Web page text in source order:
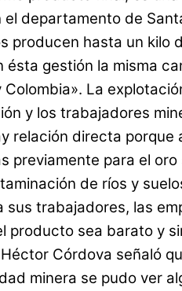
departamento de
producen hasta un
gestión la misma
La
y los trabajadores
directa
previamente para el
de ríos y
trabajadores, las
sea barato y
Córdova señaló
minera se pudo ver